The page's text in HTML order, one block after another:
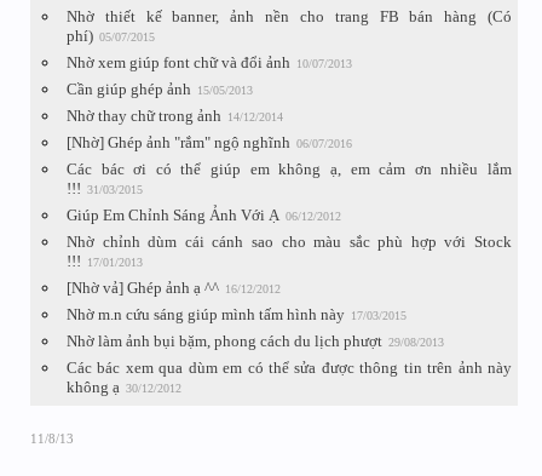
Nhờ thiết kế banner, ảnh nền cho trang FB bán hàng (Có
phí) 05/07/2015
Nhờ xem giúp font chữ và đổi ảnh 10/07/2013
Cần giúp ghép ảnh 15/05/2013
Nhờ thay chữ trong ảnh 14/12/2014
[Nhờ] Ghép ảnh "rắm" ngộ nghĩnh 06/07/2016
Các bác ơi có thể giúp em không ạ, em cảm ơn nhiều lắm
!!! 31/03/2015
Giúp Em Chỉnh Sáng Ảnh Với Ạ 06/12/2012
Nhờ chỉnh dùm cái cánh sao cho màu sắc phù hợp với Stock
!!!
17/01/2013
[Nhờ vả] Ghép ảnh ạ ^^ 16/12/2012
Nhờ m.n cứu sáng giúp mình tấm hình này 17/03/2015
Nhờ làm ảnh bụi bặm, phong cách du lịch phượt 29/08/2013
Các bác xem qua dùm em có thể sửa được thông tin trên ảnh này
không ạ 30/12/2012
11/8/13